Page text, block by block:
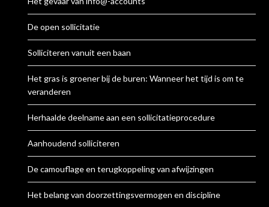
De open sollicitatie
Solliciteren vanuit een baan
Het gras is groener bij de buren: Wanneer het tijd is om te
veranderen
Herhaalde deelname aan een sollicitatieprocedure
Aanhoudend solliciteren
De camouflage en terugkoppeling van afwijzingen
Het belang van doorzettingsvermogen en discipline